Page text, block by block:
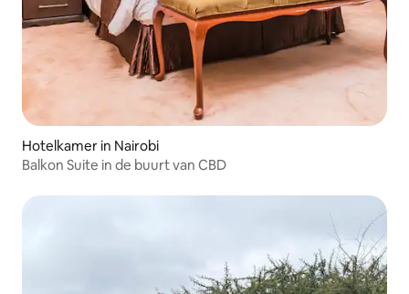
Hotelkamer in Nairobi
Balkon Suite in de buurt van CBD